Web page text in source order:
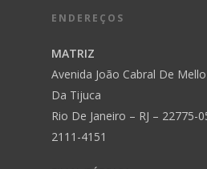
ENDEREÇOS
MATRIZ
Avenida João Cabral De
Da Tijuca
Rio De Janeiro – RJ – 22775-
2111-4151